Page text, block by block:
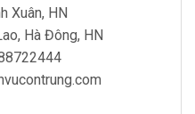
Xuân, HN
Hà Đông, HN